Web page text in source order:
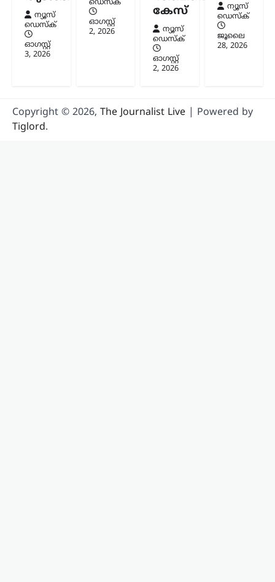
റഷ്യയിൽ നിന്ന് എണ്ണയും
പ്രകൃതിവാതകവും വാങ്ങുന്ന
രാജ്യങ്ങൾക്കെതിരെ കടുത്ത
സാമ്പത്തിക നടപടികൾക്ക്
വഴിയൊരുക്കുന്ന ബില്ലിന് യുഎസ്
സെനറ്റ് അംഗീകാരം നൽകി. ഇന്ത്യ,
ന്യൂസ്
ഡെസ്ക്
ഓഗസ്റ്റ്‌
3, 2026
ഡെസ്ക്
ഓഗസ്റ്റ്‌
2, 2026
കേസ്
ന്യൂസ്
ഡെസ്ക്
ഓഗസ്റ്റ്‌
2, 2026
ന്യൂസ്
ഡെസ്ക്
ജൂലൈ
28, 2026
Copyright © 2026, The Journalist Live | Powered by
Tiglord.